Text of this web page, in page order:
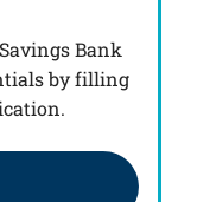
Bank
by filling